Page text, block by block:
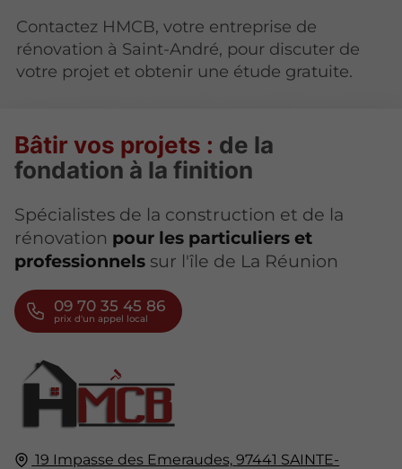
Contactez HMCB, votre entreprise de
rénovation à Saint-André, pour discuter de
votre projet et obtenir une étude gratuite.
19 Impasse des Emeraudes, 97441 SAINTE-
Bâtir vos projets : de la
fondation à la finition
Spécialistes de la construction et de la
rénovation pour les particuliers et
professionnels sur l'île de La Réunion
09 70 35 45 86